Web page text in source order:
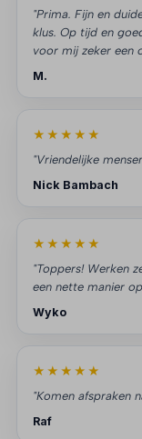
"Prima. Fijn en
klus. Op tijd en
voor mij zeker een
M.
★★★★★
"Vriendelijke
Nick Bambach
★★★★★
"Toppers! Werken
een nette manier
Wyko
★★★★★
"Komen afspraken
Raf